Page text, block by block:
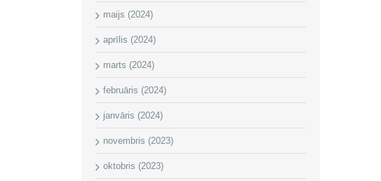
maijs (2024)
aprīlis (2024)
marts (2024)
februāris (2024)
janvāris (2024)
novembris (2023)
oktobris (2023)